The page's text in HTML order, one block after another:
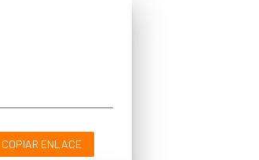
COPIAR ENLACE